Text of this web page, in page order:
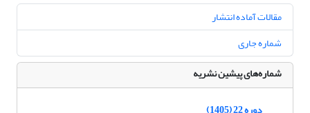
مقالات آماده انتشار
شماره جاری
شماره‌های پیشین نشریه